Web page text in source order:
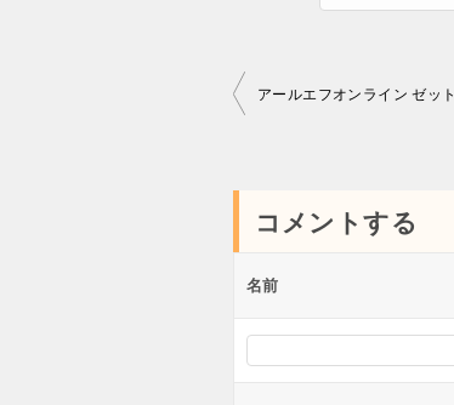
投
ゲ
ー
ョ
アールエフオンライン ゼット
コメントする
名前